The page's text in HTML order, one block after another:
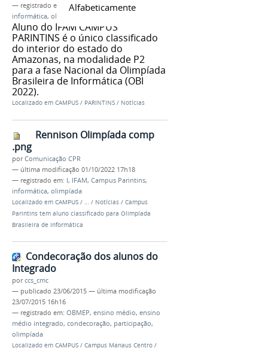
Alfabeticamente
— registrado em:
,IFAM,Campus Parintins
informática, olimpíada
Aluno do IFAM CAMPUS
PARINTINS é o único classificado
do interior do estado do
Amazonas, na modalidade P2
para a fase Nacional da Olimpíada
Brasileira de Informática (OBI
2022).
Localizado em CAMPUS / PARINTINS / Notícias
Rennison Olimpíada comp
.png
porComunicação CPR
— última modificação 01/10/2022 17h18
— registrado em: I, IFAM, Campus Parintins,
informática, olimpíada
Localizado em CAMPUS / / Notícias / Campus
Parintins tem aluno classificado para Olimpíada
Brasileira de Informática
Condecoração dos alunos do
Integrado
porccs_cmc
— publicado 23/06/2015 — última modificação
23/07/2015 16h16
— registrado em: OBMEP, ensino médio, ensino
médio integrado, condecoração, participação,
olimpíada
Localizado em CAMPUS / Campus Manaus Centro /